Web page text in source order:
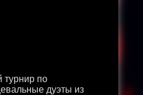
по
дуэты из